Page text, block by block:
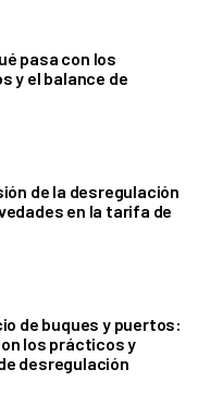
pasa con los
y el balance de
de la desregulación
en la tarifa de
de buques y puertos:
los prácticos y
desregulación